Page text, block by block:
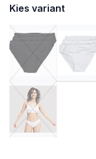
Kies variant